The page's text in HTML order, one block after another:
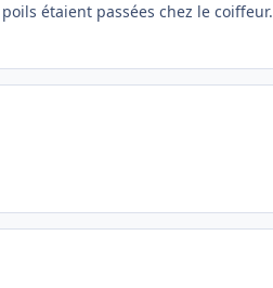
étaient passées chez le coiffeur.